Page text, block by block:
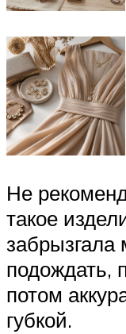
Не
такое
подождать,
потом
губкой.